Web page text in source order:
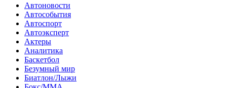
Автоновости
Автособытия
Автоспорт
Автоэксперт
Актеры
Аналитика
Баскетбол
Безумный мир
Биатлон/Лыжи